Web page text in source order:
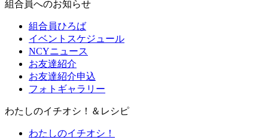
組合員へのお知らせ
組合員ひろば
イベントスケジュール
NCYニュース
お友達紹介
お友達紹介申込
フォトギャラリー
わたしのイチオシ！＆レシピ
わたしのイチオシ！